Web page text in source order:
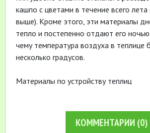
кашпо с цветами в течение всего
выше). Кроме этого, эти материалы
тепло и постепенно отдают его
чему температура воздуха в теплице
несколько градусов.
Материалы по устройству теплиц
КОММЕНТАРИИ (0)